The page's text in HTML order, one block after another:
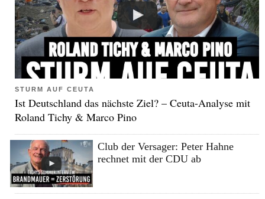
STURM AUF CEUTA
Ist Deutschland das nächste Ziel? – Ceuta-Analyse mit
Roland Tichy & Marco Pino
Club der Versager: Peter Hahne
rechnet mit der CDU ab